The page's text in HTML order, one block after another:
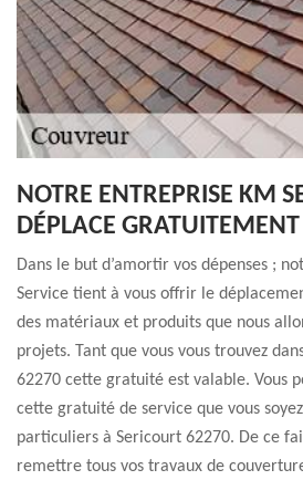
NOTRE ENTREPRISE KM
DÉPLACE GRATUITEMENT
Dans le but d’amortir vos dépenses ;
Service tient à vous offrir le
des matériaux et produits que nous
projets. Tant que vous vous trouvez
62270 cette gratuité est valable. Vous
cette gratuité de service que vous
particuliers à Sericourt 62270. De ce
remettre tous vos travaux de